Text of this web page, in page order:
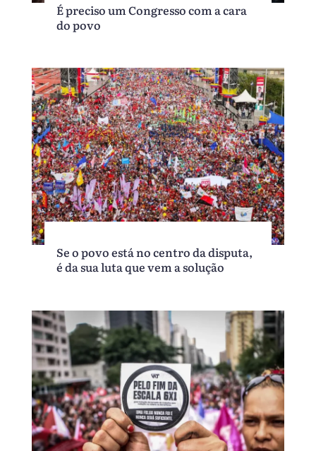
É preciso um Congresso com a cara
do povo
Se o povo está no centro da disputa,
é da sua luta que vem a solução